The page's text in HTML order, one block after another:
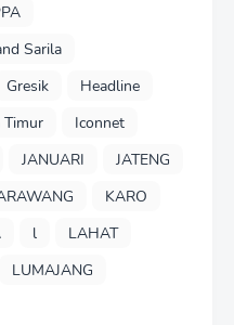
Sarila
Gresik
Headline
Timur
Iconnet
JANUARI
JATENG
KARO
l
LAHAT
LUMAJANG